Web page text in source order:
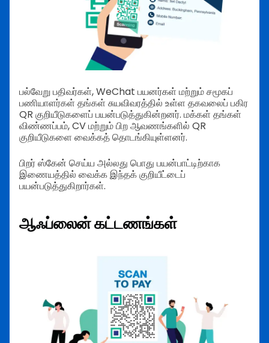
பல்வேறு பதிவர்கள், WeChat பயனர்கள் மற்றும் சமூகப்
பணியாளர்கள் தங்கள் சுயவிவரத்தில் உள்ள தகவலைப் பகிர
QR குறியீடுகளைப் பயன்படுத்துகின்றனர். மக்கள் தங்கள்
விண்ணப்பம், CV மற்றும் பிற ஆவணங்களில் QR
குறியீடுகளை வைக்கத் தொடங்கியுள்ளனர்.
பிறர் ஸ்கேன் செய்ய அல்லது பொது பயன்பாட்டிற்காக
இணையத்தில் வைக்க இந்தக் குறியீட்டைப்
பயன்படுத்துகிறார்கள்.
ஆஃப்லைன் கட்டணங்கள்